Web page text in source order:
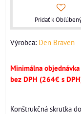
Pridať k
Výrobca: Den Braven
Minimálna
bez DPH (264€ s
Konštrukčná skrutka